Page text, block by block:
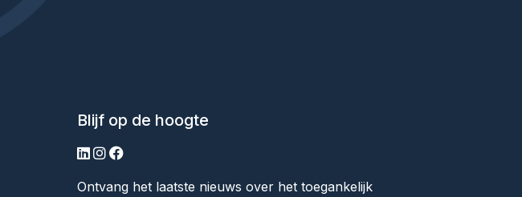
Blijf op de hoogte
linkedin
instagram
facebook
Ontvang het laatste nieuws over het toegankelijk